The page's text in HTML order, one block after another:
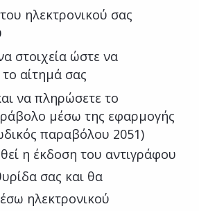
ηλεκτρονικού σας
στοιχεία ώστε να
αίτημά σας
να πληρώσετε το
μέσω της εφαρμογής
παραβόλου 2051)
η έκδοση του αντιγράφου
σας και θα
ηλεκτρονικού